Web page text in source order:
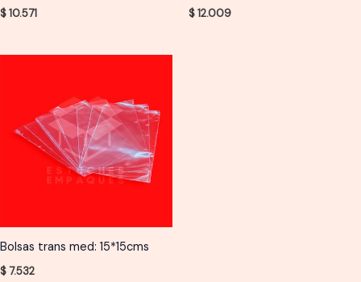
$10.571 $12.009
Bolsas trans med: 15*15cms
$7.532